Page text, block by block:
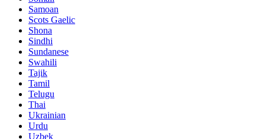
Samoan
Scots Gaelic
Shona
Sindhi
Sundanese
Swahili
Tajik
Tamil
Telugu
Thai
Ukrainian
Urdu
Uzbek